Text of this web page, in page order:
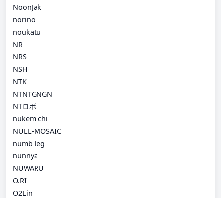
NoonJak
norino
noukatu
NR
NRS
NSH
NTK
NTNTGNGN
NTロボ
nukemichi
NULL-MOSAIC
numb leg
nunnya
NUWARU
O.RI
O2Lin